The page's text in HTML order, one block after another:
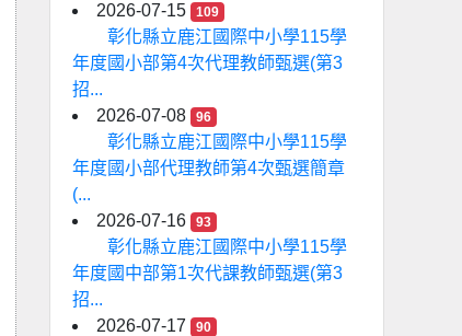
2026-07-15
109
彰化縣立鹿江國際中小學115學
年度國小部第4次代理教師甄選(第3
招...
2026-07-08
96
彰化縣立鹿江國際中小學115學
年度國小部代理教師第4次甄選簡章
(...
2026-07-16
93
彰化縣立鹿江國際中小學115學
年度國中部第1次代課教師甄選(第3
招...
2026-07-17
90